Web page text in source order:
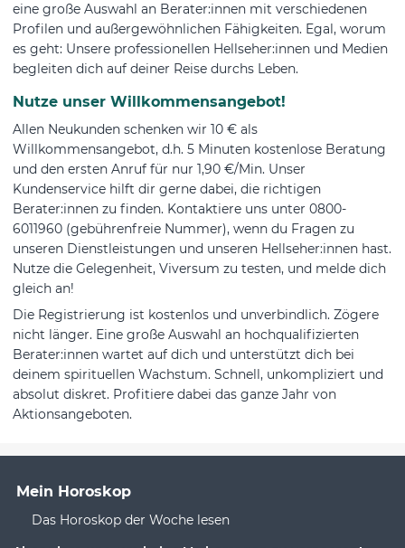
eine große Auswahl an Berater:innen mit verschiedenen
Profilen und außergewöhnlichen Fähigkeiten. Egal, worum
es geht: Unsere professionellen Hellseher:innen und Medien
begleiten dich auf deiner Reise durchs Leben.
Nutze unser Willkommensangebot!
Allen Neukunden schenken wir 10 € als
Willkommensangebot, d.h. 5 Minuten kostenlose Beratung
und den ersten Anruf für nur 1,90 €/Min. Unser
Kundenservice hilft dir gerne dabei, die richtigen
Berater:innen zu finden. Kontaktiere uns unter 0800-
6011960 (gebührenfreie Nummer), wenn du Fragen zu
unseren Dienstleistungen und unseren Hellseher:innen hast.
Nutze die Gelegenheit, Viversum zu testen, und melde dich
gleich an!
Die Registrierung ist kostenlos und unverbindlich. Zögere
nicht länger. Eine große Auswahl an hochqualifizierten
Berater:innen wartet auf dich und unterstützt dich bei
deinem spirituellen Wachstum. Schnell, unkompliziert und
absolut diskret. Profitiere dabei das ganze Jahr von
Aktionsangeboten.
Mein Horoskop
Das Horoskop der Woche lesen